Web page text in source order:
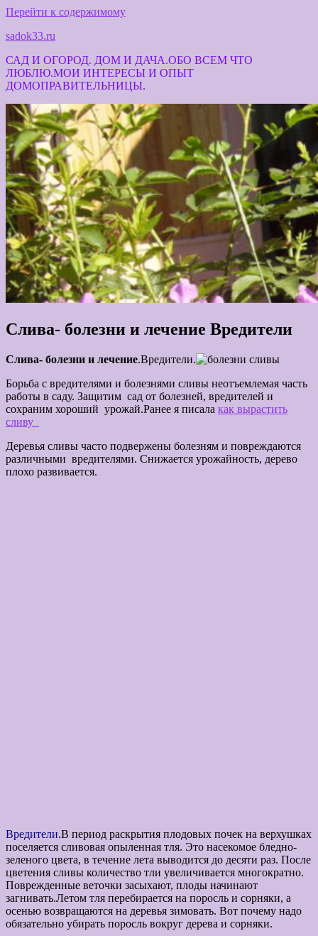
Перейти к содержимому
sadok33.ru
САД И ОГОРОД. ДОМ И ДАЧА.ОБО ВСЕМ ЧТО
ЛЮБЛЮ.МОИ ИНТЕРЕСЫ И ОПЫТ
ДОМОПРАВИТЕЛЬНИЦЫ.
Слива- болезни и лечение Вредители
Слива- болезни и лечение.Вредители.
Борьба с вредителями и болезнями сливы неотъемлемая часть
работы в саду. Защитим сад от болезней, вредителей и
сохраним хороший урожай.Ранее я писала как вырастить
сливу
Деревья сливы часто подвержены болезням и повреждаются
различными вредителями. Снижается урожайность, дерево
плохо развивается.
Вредители.В период раскрытия плодовых почек на верхушках
поселяется сливовая опыленная тля. Это насекомое бледно-
зеленого цвета, в течение лета выводится до десяти раз. После
цветения сливы количество тли увеличивается многократно.
Поврежденные веточки засыхают, плоды начинают
загнивать.Летом тля перебирается на поросль и сорняки, а
осенью возвращаются на деревья зимовать. Вот почему надо
обязательно убирать поросль вокруг дерева и сорняки.